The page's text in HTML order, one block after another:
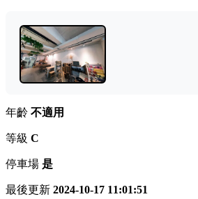
年齡 不適用
等級 C
停車場 是
最後更新 2024-10-17 11:01:51